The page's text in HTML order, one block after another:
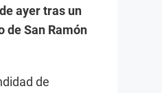
ayer tras un
de San Ramón
de